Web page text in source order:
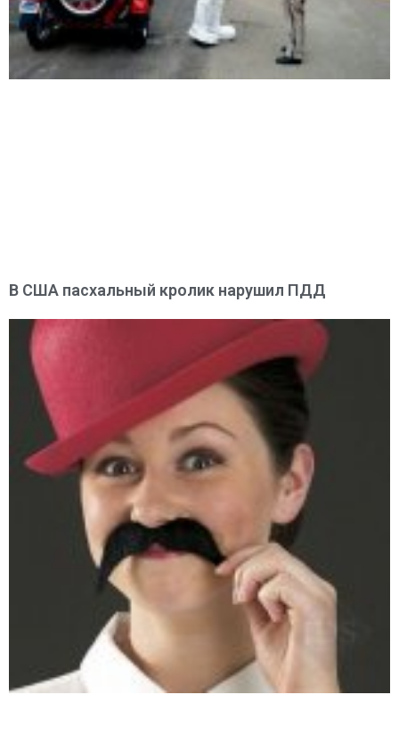
В США пасхальный кролик нарушил ПДД